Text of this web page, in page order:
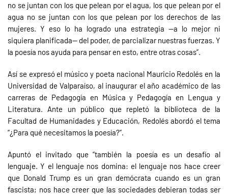
no se juntan con los que pelean por el agua, los que pelean por el
agua no se juntan con los que pelean por los derechos de las
mujeres. Y eso lo ha logrado una estrategia —a lo mejor ni
siquiera planificada— del poder, de parcializar nuestras fuerzas. Y
la poesía nos ayuda para pensar en esto, entre otras cosas”.
Así se expresó el músico y poeta nacional Mauricio Redolés en la
Universidad de Valparaíso, al inaugurar el año académico de las
carreras de Pedagogía en Música y Pedagogía en Lengua y
Literatura. Ante un público que repletó la biblioteca de la
Facultad de Humanidades y Educación, Redolés abordó el tema
“¿Para qué necesitamos la poesía?”.
Apuntó el invitado que “también la poesía es un desafío al
lenguaje. Y el lenguaje nos domina: el lenguaje nos hace creer
que Donald Trump es un gran demócrata cuando es un gran
fascista; nos hace creer que las sociedades debieran todas ser